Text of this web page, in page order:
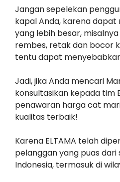
Jangan sepelekan
kapal Anda, karena
yang lebih besar,
rembes, retak dan bocor
tentu dapat
Jadi, jika Anda mencari
konsultasikan kepada tim
penawaran harga cat
kualitas terbaik!
Karena ELTAMA telah
pelanggan yang puas dari
Indonesia, termasuk di